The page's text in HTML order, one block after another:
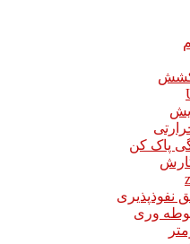
کشش
پاک کن
نفوذپذیری
وری